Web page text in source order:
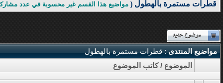
قطرات مستمرة بالهطول ( مواضيع هذا القسم غير محسوبة في عدد
مواضيع المنتدى: قطرات مستمرة بالهطول
الموضوع /كاتب الموضوع